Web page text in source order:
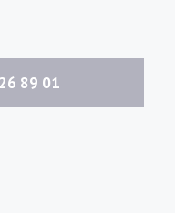
89 01